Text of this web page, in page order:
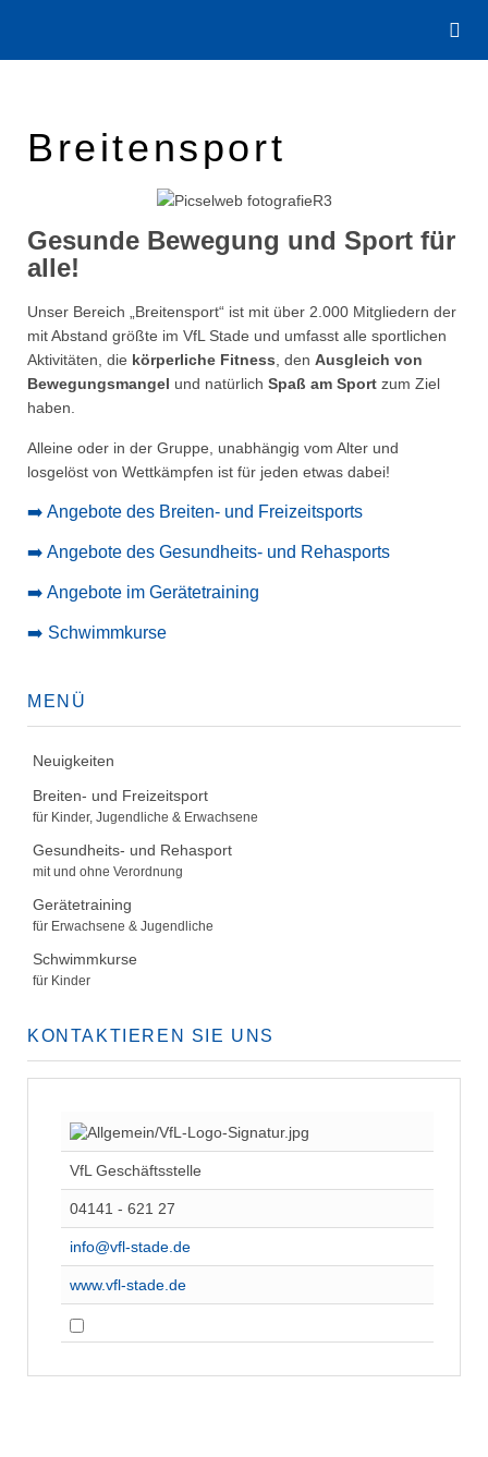
Breitensport
Gesunde Bewegung und Sport für
alle!
Unser Bereich „Breitensport“ ist mit über 2.000 Mitgliedern der
mit Abstand größte im VfL Stade und umfasst alle sportlichen
Aktivitäten, die körperliche Fitness, den Ausgleich von
Bewegungsmangel und natürlich Spaß am Sport zum Ziel
haben.
Alleine oder in der Gruppe, unabhängig vom Alter und
losgelöst von Wettkämpfen ist für jeden etwas dabei!
➡️ Angebote des Breiten- und Freizeitsports
➡️ Angebote des Gesundheits- und Rehasports
➡️ Angebote im Gerätetraining
➡️ Schwimmkurse
MENÜ
Neuigkeiten
Breiten- und Freizeitsport
für Kinder, Jugendliche & Erwachsene
Gesundheits- und Rehasport
mit und ohne Verordnung
Gerätetraining
für Erwachsene & Jugendliche
Schwimmkurse
für Kinder
KONTAKTIEREN SIE UNS
VfL Geschäftsstelle
04141 - 621 27
info@vfl-stade.de
www.vfl-stade.de